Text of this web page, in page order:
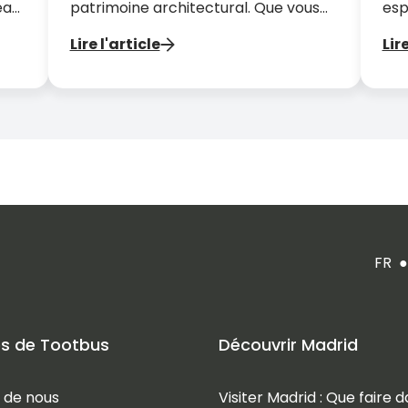
patrimoine architectural. Que vous
longtemps, visiter Madrid, c’est
espagnole.
Lire l'article
FR ●
de Tootbus
nous
Découvrir Madrid
Visiter Madrid : Que faire